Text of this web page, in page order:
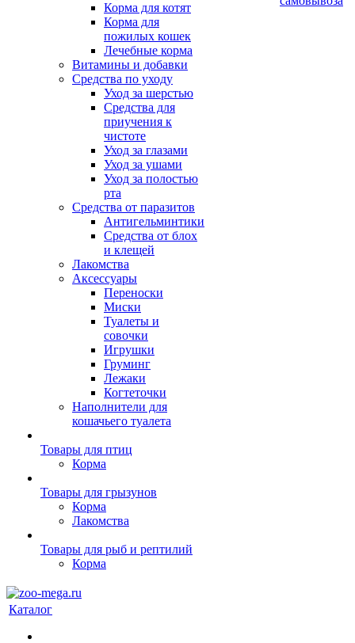
Корма для котят
Корма для
пожилых кошек
Лечебные корма
Витамины и добавки
Средства по уходу
Уход за шерстью
Средства для
приучения к
чистоте
Уход за глазами
Уход за ушами
Уход за полостью
рта
Средства от паразитов
Антигельминтики
Средства от блох
и клещей
Лакомства
Аксессуары
Переноски
Миски
Туалеты и
совочки
Игрушки
Груминг
Лежаки
Когтеточки
Наполнители для
кошачьего туалета
Товары для птиц
Корма
Товары для грызунов
Корма
Лакомства
Товары для рыб и рептилий
Корма
Каталог